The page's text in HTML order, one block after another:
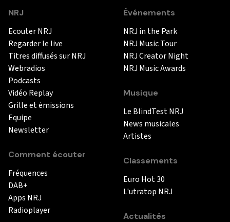
NRJ
Ecouter NRJ
Regarder le live
Titres diffusés sur NRJ
Webradios
Podcasts
Vidéo Replay
Grille et émissions
Equipe
Newsletter
Comment écouter
Fréquences
DAB+
Apps NRJ
Radioplayer
Événements
NRJ in the Park
NRJ Music Tour
NRJ Creator Night
NRJ Music Awards
Musique
Le BlindTest NRJ
News musicales
Artistes
Classements
Euro Hot 30
L'utratop NRJ
Actualités